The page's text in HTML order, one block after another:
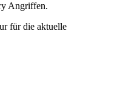
Angriffen.
für die aktuelle